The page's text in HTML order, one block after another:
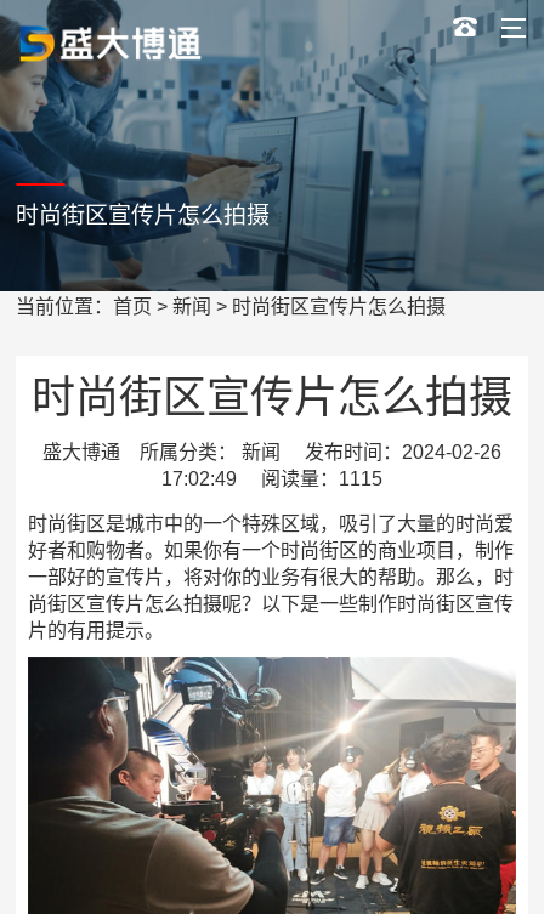
时尚街区宣传片怎么拍摄
当前位置：首页 >新闻 > 时尚街区宣传片怎么拍摄
时尚街区宣传片怎么拍摄
盛大博通 所属分类： 新闻 发布时间：2024-02-26
17:02:49 阅读量：1115
时尚街区是城市中的一个特殊区域，吸引了大量的时尚爱
好者和购物者。如果你有一个时尚街区的商业项目，制作
一部好的宣传片，将对你的业务有很大的帮助。那么，时
尚街区宣传片怎么拍摄呢？以下是一些制作时尚街区宣传
片的有用提示。